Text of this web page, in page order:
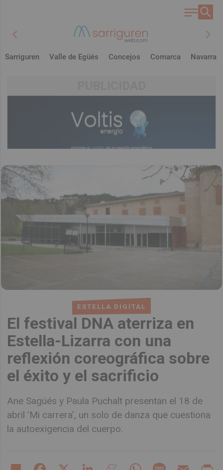
chevron_left chevron_right
Sarriguren Valle de Egüés Concejos Comarca Navarra
ESTELLA DIGITAL
El festival DNA aterriza en
Estella-Lizarra con una
reflexión coreográfica sobre
el éxito y el sacrificio
Ane Sagüés y Paula Puchalt presentan el 18 de
abril ‘Mi carrera’, un solo de danza que cuestiona
la autoexigencia del cuerpo.
Share Facebook LinkedIn MeneameWhatsAppMessageEmail